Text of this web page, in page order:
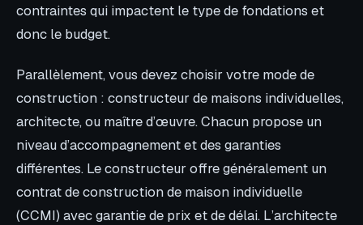
contraintes qui impactent le type de fondations et
donc le budget.
Parallèlement, vous devez choisir votre mode de
construction : constructeur de maisons individuelles,
architecte, ou maître d’œuvre. Chacun propose un
niveau d’accompagnement et des garanties
différentes. Le constructeur offre généralement un
contrat de construction de maison individuelle
(CCMI) avec garantie de prix et de délai. L’architecte